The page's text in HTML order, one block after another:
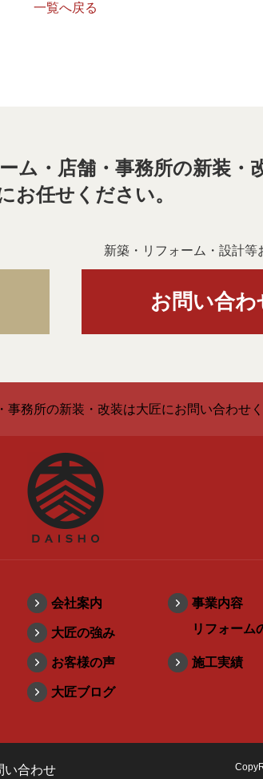
一覧へ戻る
ム・店舗・事務所の新装・
お任せください。
新築・リフォーム・設計等
お問い合
務所の新装・改装は大匠にお問い合わせく
会社案内
大匠の強み
お客様の声
大匠ブログ
事業内容
リフォーム
施工実績
い合わせ